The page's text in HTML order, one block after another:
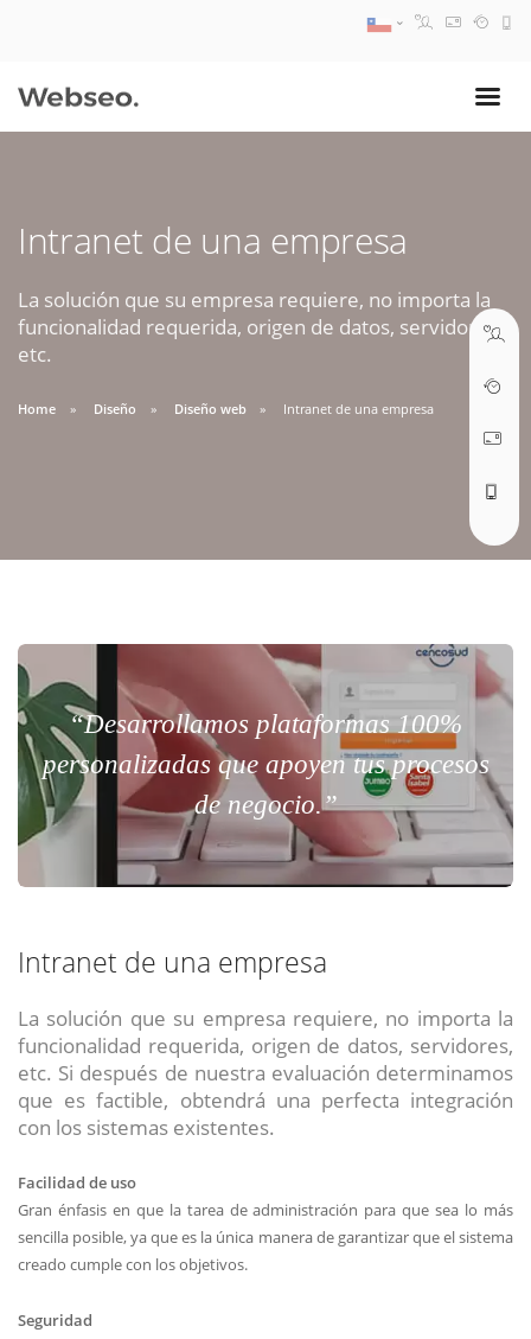
Intranet de una empresa
La solución que su empresa requiere, no importa la
funcionalidad requerida, origen de datos, servidores,
etc.
Home Diseño Diseño web Intranet de una empresa
“Desarrollamos plataformas 100%
personalizadas que apoyen tus procesos
de negocio.”
Intranet de una empresa
La solución que su empresa requiere, no importa la
funcionalidad requerida, origen de datos, servidores,
etc. Si después de nuestra evaluación determinamos
que es factible, obtendrá una perfecta integración
con los sistemas existentes.
Facilidad de uso
Gran énfasis en que la tarea de administración para que sea lo más
sencilla posible, ya que es la única manera de garantizar que el sistema
creado cumple con los objetivos.
Seguridad
09:30 AM A 18:30 PM
soporte@webseo.cl
ABRIR TICKET